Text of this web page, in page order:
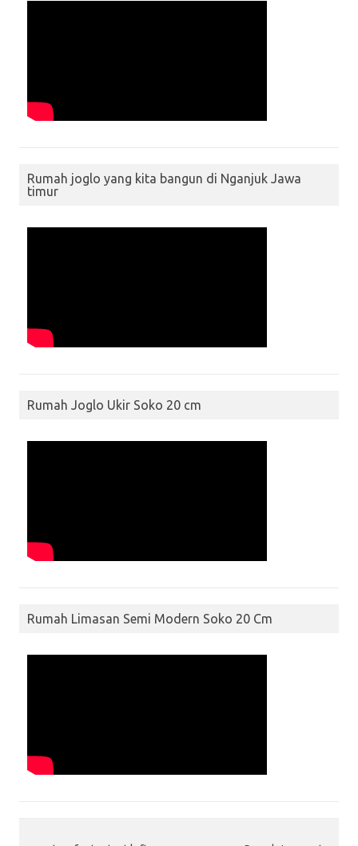
Rumah joglo yang kita bangun di Nganjuk Jawa
timur
Rumah Joglo Ukir Soko 20 cm
Rumah Limasan Semi Modern Soko 20 Cm